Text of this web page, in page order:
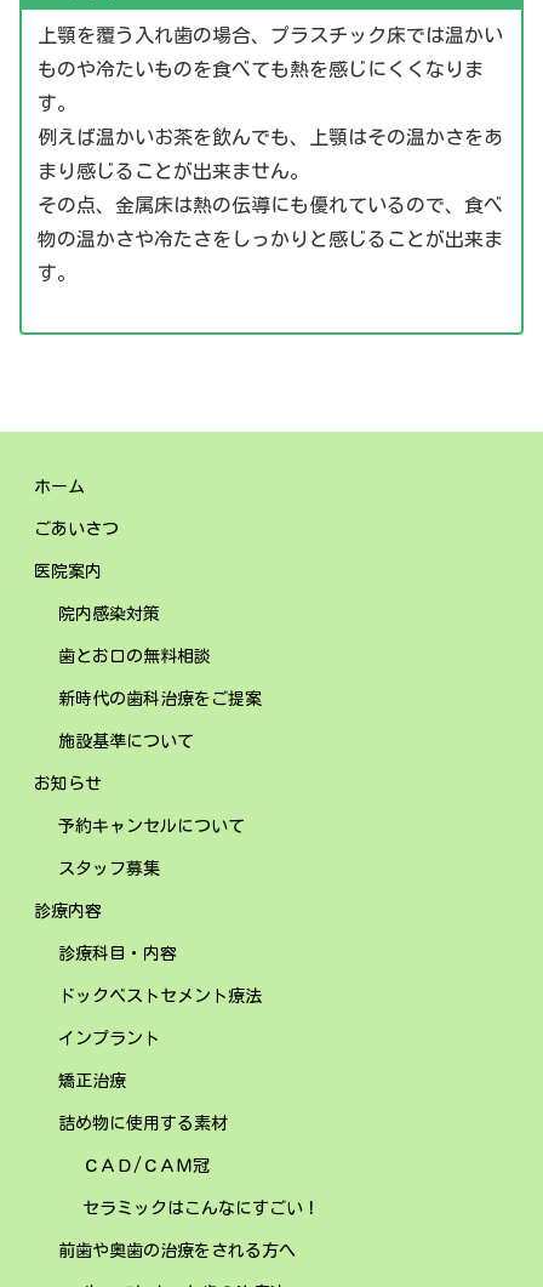
上顎を覆う入れ歯の場合、プラスチック床では温かい
ものや冷たいものを食べても熱を感じにくくなりま
す。
例えば温かいお茶を飲んでも、上顎はその温かさをあ
まり感じることが出来ません。
その点、金属床は熱の伝導にも優れているので、食べ
物の温かさや冷たさをしっかりと感じることが出来ま
す。
ホーム
ごあいさつ
医院案内
院内感染対策
歯とお口の無料相談
新時代の歯科治療をご提案
施設基準について
お知らせ
予約キャンセルについて
スタッフ募集
診療内容
診療科目・内容
ドックベストセメント療法
インプラント
矯正治療
詰め物に使用する素材
ＣＡＤ/ＣＡＭ冠
セラミックはこんなにすごい！
前歯や奥歯の治療をされる方へ